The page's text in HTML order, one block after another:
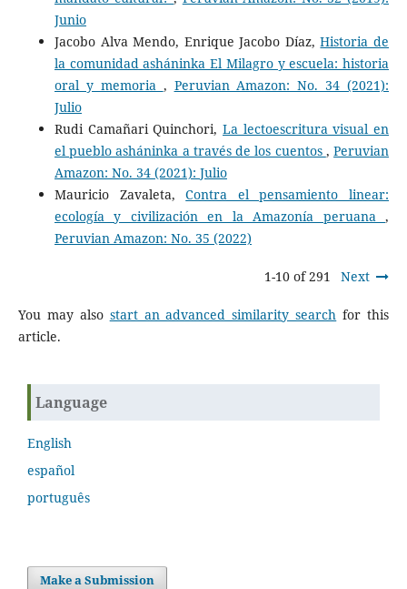
Junio
Jacobo Alva Mendo, Enrique Jacobo Díaz,Historia de
la comunidad asháninka El Milagro y escuela: historia
oral y memoria , Peruvian Amazon: No. 34 (2021):
Julio
Rudi Camañari Quinchori, La lectoescritura visual en
el pueblo asháninka a través de los cuentos ,Peruvian
Amazon: No. 34 (2021): Julio
Mauricio Zavaleta,Contra el pensamiento linear:
ecología y civilización en la Amazonía peruana,
Peruvian Amazon: No. 35 (2022)
1-10 of 291 Next
You may also start an advanced similarity search for this
article.
Language
English
español
português
Make a Submission